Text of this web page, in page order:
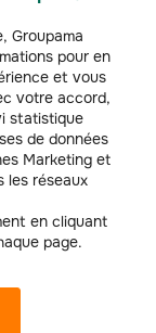
Groupama
pour en
et vous
votre accord,
statistique
de données
Marketing et
les réseaux
en cliquant
page.
le prêt personnel
de 3 000 € et
la bonne